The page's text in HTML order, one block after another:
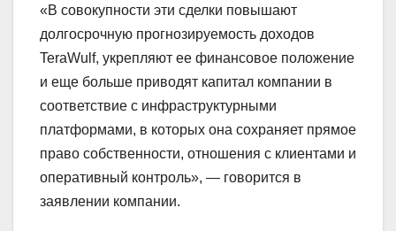
«В совокупности эти сделки повышают
долгосрочную прогнозируемость доходов
TeraWulf, укрепляют ее финансовое положение
и еще больше приводят капитал компании в
соответствие с инфраструктурными
платформами, в которых она сохраняет прямое
право собственности, отношения с клиентами и
оперативный контроль», — говорится в
заявлении компании.